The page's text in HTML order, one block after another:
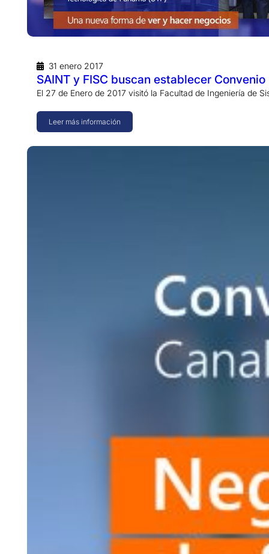
31 enero 2017
SAINT y FISC buscan establecer
El 27 de Enero de 2017 visitó la Facultad de Ingeniería de
Leer más información